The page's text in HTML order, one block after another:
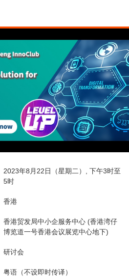
2023年8月22日（星期二）, 下午3时至
5时
香港
香港贸发局中小企服务中心 (香港湾仔
博览道一号香港会议展览中心地下)
研讨会
粤语（不设即时传译）